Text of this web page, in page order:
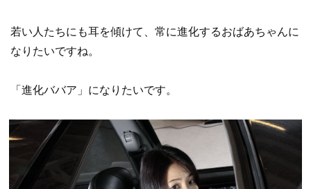
若い人たちにも耳を傾けて、常に進化するおばあちゃんに
なりたいですね。
「進化ババア」になりたいです。